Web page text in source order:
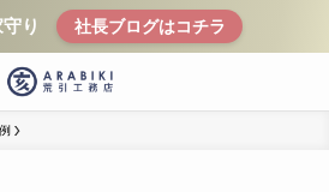
り 社長ブログはコチラ